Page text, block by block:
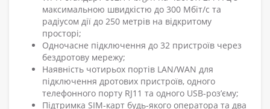
максимальною швидкістю до 300 Мбіт/с та
радіусом дії до 250 метрів на відкритому
просторі;
Одночасне підключення до 32 пристроїв через
бездротову мережу;
Наявність чотирьох портів LAN/WAN для
підключення дротових пристроїв, одного
телефонного порту RJ11 та одного USB-роз’єму;
Підтримка SIM-карт будь-якого оператора та два